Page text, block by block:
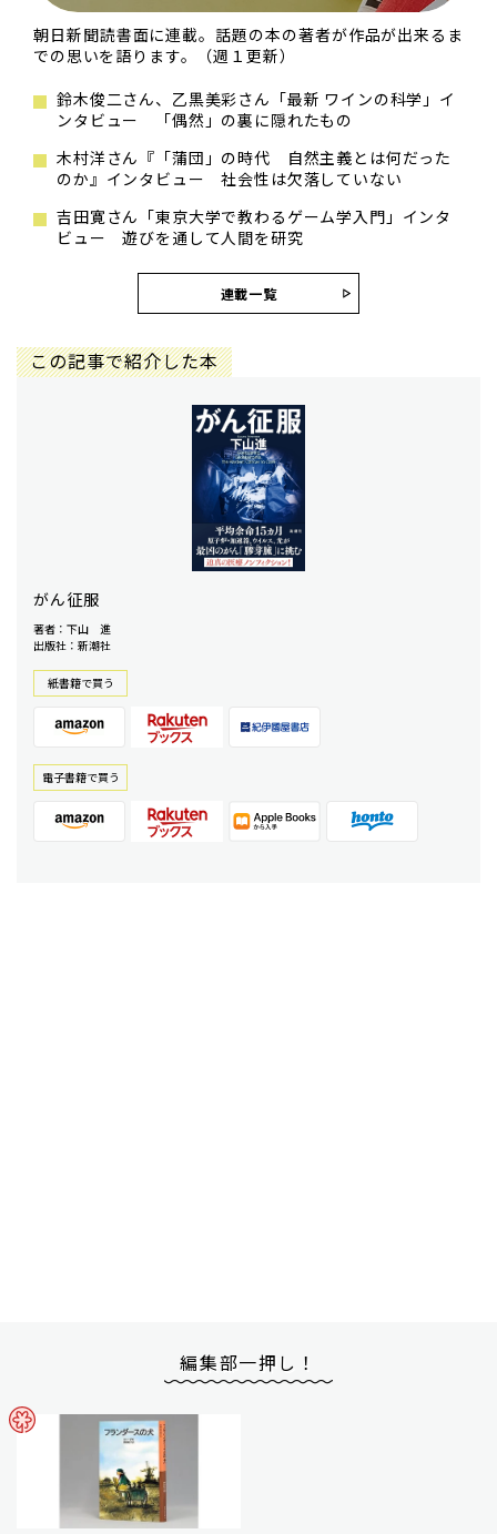
朝日新聞読書面に連載。話題の本の著者が作品が出来るま
での思いを語ります。（週１更新）
鈴木俊二さん、乙黒美彩さん「最新 ワインの科学」イ
ンタビュー 「偶然」の裏に隠れたもの
木村洋さん『「蒲団」の時代 自然主義とは何だった
のか』インタビュー 社会性は欠落していない
吉田寛さん「東京大学で教わるゲーム学入門」インタ
ビュー 遊びを通して人間を研究
連載一覧
この記事で紹介した本
がん征服
著者：下山 進
出版社：新潮社
紙書籍で買う
電⼦書籍で買う
編集部一押し！